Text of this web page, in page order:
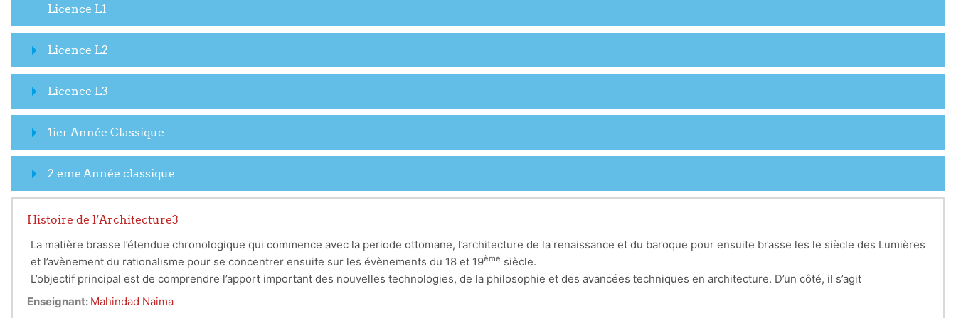
Licence L1
Licence L2
Licence L3
1ier Année Classique
2 eme Année classique
Histoire de l’Architecture3
La matière brasse l’étendue chronologique qui commence avec la periode ottomane, l’architecture de la renaissance et du baroque pour ensuite brasse les le siècle des Lumières
et l’avènement du rationalisme pour se concentrer ensuite sur les évènements du 18 et 19ème siècle.
L’objectif principal est de comprendre l’apport important des nouvelles technologies, de la philosophie et des avancées techniques en architecture. D’un côté, il s’agit
d’appréhender l’apport de la renaissance , ensuite le rationalisme ainsi que les nouvelles valeurs de beauté qui se distinguent de la triade Vitruvienne. D’un autre côté, il est
important de comprendre l’impact de la révolution industrielle, non seulement sur le volet technique (matériaux, industrialisation, standardisation), mais également sur les
Enseignant: Mahindad Naima